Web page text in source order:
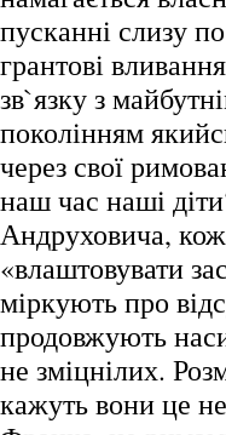
пусканні слизу
грантові
зв`язку з
поколінням
через свої
наш час наші
Андруховича,
«влаштовувати
міркують про
продовжують
не зміцнілих.
кажуть вони це